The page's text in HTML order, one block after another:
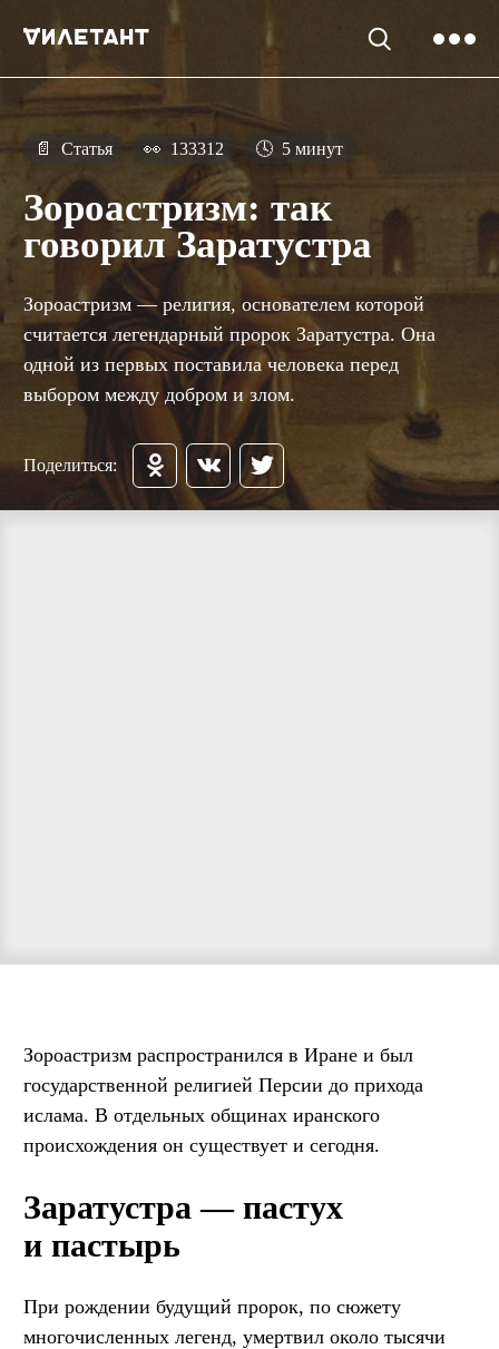
📄 Статья 👀 133312 🕓 5 минут
Зороастризм: так
говорил Заратустра
Зороастризм — религия, основателем которой
считается легендарный пророк Заратустра. Она
одной из первых поставила человека перед
выбором между добром и злом.
Поделиться:
Зороастризм распространился в Иране и был
государственной религией Персии до прихода
ислама. В отдельных общинах иранского
происхождения он существует и сегодня.
Заратустра — пастух
и пастырь
При рождении будущий пророк, по сюжету
многочисленных легенд, умертвил около тысячи